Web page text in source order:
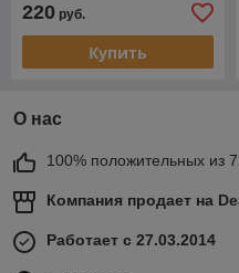
Favorit, РОСОМЗ
220 руб.
Купить
О нас
100% положительных из 7
Компания продает на
Работает с 27.03.2014